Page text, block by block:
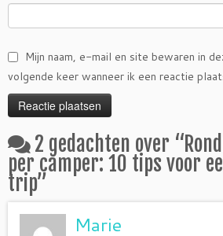
Mijn naam, e-mail en site bewaren in
volgende keer wanneer ik een reactie
2 gedachten over “
per camper: 10 tips voor
trip”
Marie